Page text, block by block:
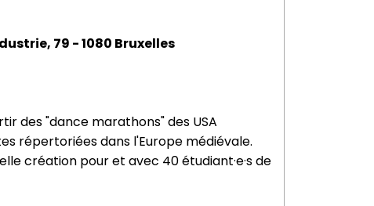
79 - 1080 Bruxelles
des "dance marathons" des USA
répertoriées dans l'Europe médiévale.
création pour et avec 40 étudiant·e·s de